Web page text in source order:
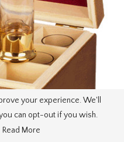
your experience. We'll
can opt-out if you wish.
Read More